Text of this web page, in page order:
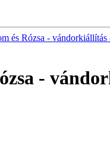
és Rózsa - vándorkiállítás
-